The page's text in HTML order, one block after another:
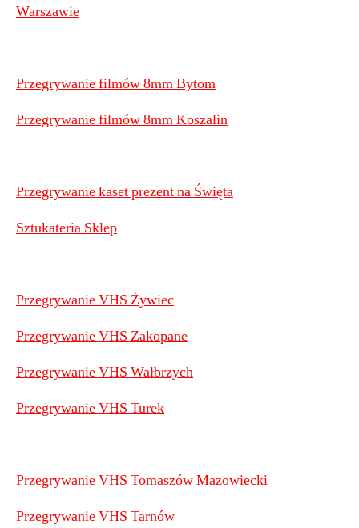
Warszawie
Przegrywanie filmów 8mm Bytom
Przegrywanie filmów 8mm Koszalin
Przegrywanie kaset prezent na Święta
Sztukateria Sklep
Przegrywanie VHS Żywiec
Przegrywanie VHS Zakopane
Przegrywanie VHS Wałbrzych
Przegrywanie VHS Turek
Przegrywanie VHS Tomaszów Mazowiecki
Przegrywanie VHS Tarnów